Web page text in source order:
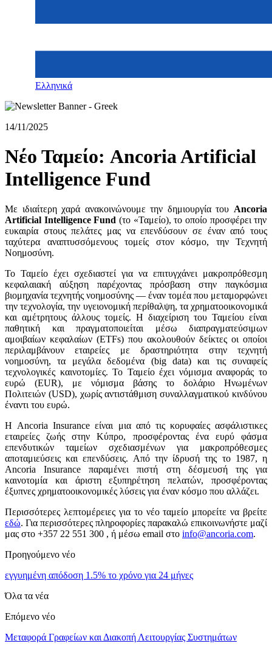
Ελληνικά
14/11/2025
Νέο Ταμείο: Ancoria Artificial
Intelligence Fund
Με ιδιαίτερη χαρά ανακοινώνουμε την δημιουργία του Ancoria
Artificial IntelligenceFund (το «Ταμείο), το οποίο προσφέρει την
ευκαιρία στους πελάτες μας να επενδύσουν σε έναν από τους
ταχύτερα αναπτυσσόμενους τομείς στον κόσμο, την Τεχνητή
Νοημοσύνη.
Το Ταμείο έχει σχεδιαστεί για να επιτυγχάνει μακροπρόθεσμη
κεφαλαιακή αύξηση παρέχοντας πρόσβαση στην παγκόσμια
βιομηχανία τεχνητής νοημοσύνης — έναν τομέα που μεταμορφώνει
την τεχνολογία, την υγειονομική περίθαλψη, τα χρηματοοικονομικά
και αμέτρητους άλλους τομείς. Η διαχείριση του Ταμείου είναι
παθητική και πραγματοποιείται μέσω διαπραγματεύσιμων
αμοιβαίων κεφαλαίων (ETFs) που ακολουθούν δείκτες οι οποίοι
περιλαμβάνουν εταιρείες με δραστηριότητα στην τεχνητή
νοημοσύνη, τα μεγάλα δεδομένα (big data) και τις συναφείς
τεχνολογικές καινοτομίες. Το Ταμείο έχει νόμισμα αναφοράς το
ευρώ (EUR), με νόμισμα βάσης το δολάριο Ηνωμένων
Πολιτειών (USD), χωρίς αντιστάθμιση συναλλαγματικού κινδύνου
έναντι του ευρώ.
Η Ancoria Insurance είναι μια από τις κορυφαίες ασφάλιστικες
εταιρείες ζωής στην Κύπρο, προσφέροντας ένα ευρύ φάσμα
επενδυτικών ταμείων σχεδιασμένων για μακροπρόθεσμες
αποταμιεύσεις και επενδύσεις. Από την ίδρυσή της το 1987, η
Ancoria Insurance παραμένει πιστή στη δέσμευσή της για
καινοτομία και άριστη εξυπηρέτηση πελατών, προσφέροντας
έξυπνες χρηματοοικονομικές λύσεις για έναν κόσμο που αλλάζει.
Περισσότερες λεπτομέρειες για το νέο ταμείο μπορείτε να βρείτε
εδώ. Για περισσότερες πληροφορίες παρακαλώ επικοινωνήστε μαζί
μας στο +357 22 551 300 , ή μέσω email στο info@ancoria.com.
Προηγούμενο νέο
εγγυημένη απόδοση 1.5% το χρόνο για 24 μήνες
Όλα τα νέα
Επόμενο νέο
Μεταφορά Γραφείων και Διακοπή Λειτουργίας Συστημάτων